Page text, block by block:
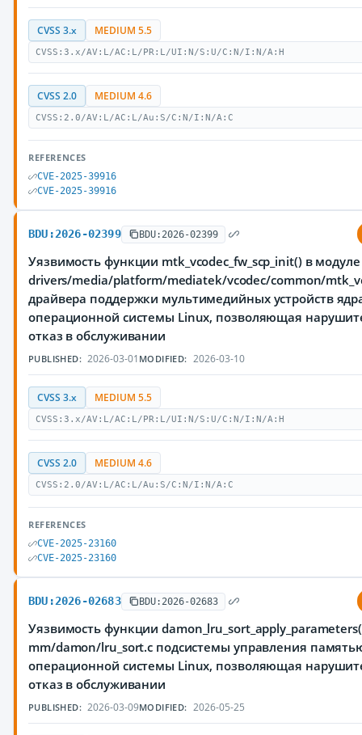
CVSS 3.x MEDIUM 5.5
CVSS:3.x/AV:L/AC:L/PR:L/UI:N/S:U/C:N/I:N/A:H
CVSS 2.0 MEDIUM 4.6
CVSS:2.0/AV:L/AC:L/Au:S/C:N/I:N/A:C
REFERENCES
CVE-2025-39916
CVE-2025-39916
BDU:2026-02399 BDU:2026-02399
Уязвимость функции mtk_vcodec_fw_scp_init() в модуле
drivers/media/platform/mediatek/vcodec/common/
драйвера поддержки мультимедийных устройств
операционной системы Linux, позволяющая
отказ в обслуживании
PUBLISHED: 2026-03-01 MODIFIED: 2026-03-10
CVSS 3.x MEDIUM 5.5
CVSS:3.x/AV:L/AC:L/PR:L/UI:N/S:U/C:N/I:N/A:H
CVSS 2.0 MEDIUM 4.6
CVSS:2.0/AV:L/AC:L/Au:S/C:N/I:N/A:C
REFERENCES
CVE-2025-23160
CVE-2025-23160
BDU:2026-02683 BDU:2026-02683
Уязвимость функции
mm/damon/lru_sort.c подсистемы управления
операционной системы Linux, позволяющая
отказ в обслуживании
PUBLISHED: 2026-03-09MODIFIED: 2026-05-25